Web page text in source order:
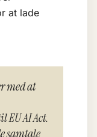
at lade
med at
EU AI Act.
samtale